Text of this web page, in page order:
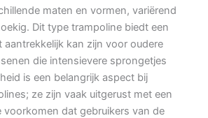
maten en vormen, variërend
Dit type trampoline biedt een
kan zijn voor oudere
die intensievere sprongetjes
is een belangrijk aspect bij
ze zijn vaak uitgerust met een
voorkomen dat gebruikers van de